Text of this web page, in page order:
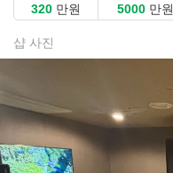
만원
만원
샵 사진